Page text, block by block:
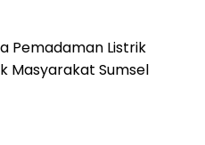
Pemadaman Listrik
Masyarakat Sumsel